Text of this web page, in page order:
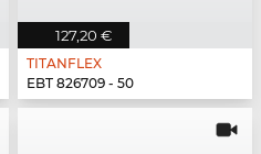
127,20 €
TITANFLEX
EBT 826709 - 50